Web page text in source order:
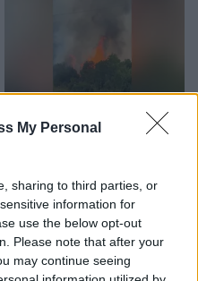
My Personal
sharing to third parties, or
information for
use the below opt-out
Please note that after your
may continue seeing
mëdha në Klos, shpëtohet
elektrike